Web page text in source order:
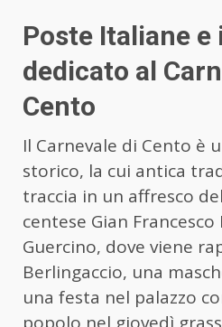
Poste Italiane
dedicato al
Cento
Il Carnevale di Cento è
storico, la cui antica
traccia in un affresco
centese Gian
Guercino, dove viene
Berlingaccio, una
una festa nel palazzo
popolo nel giovedì